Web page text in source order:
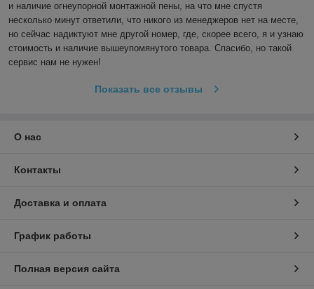
и наличие огнеупорной монтажной пены, на что мне спустя
несколько минут ответили, что никого из менеджеров нет на месте,
но сейчас надиктуют мне другой номер, где, скорее всего, я и узнаю
стоимость и наличие вышеупомянутого товара. Спасибо, но такой
сервис нам не нужен!
Показать все отзывы
О нас
Контакты
Доставка и оплата
График работы
Полная версия сайта